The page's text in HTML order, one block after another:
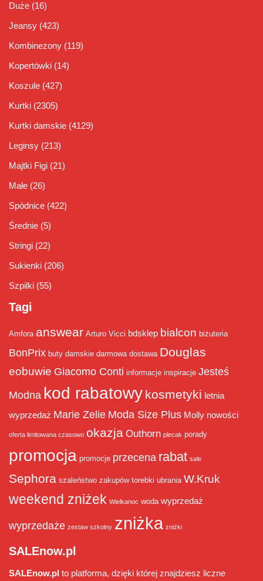
Duże (16)
Jeansy (423)
Kombinezony (119)
Kopertówki (14)
Koszule (427)
Kurtki (2305)
Kurtki damskie (4129)
Leginsy (213)
Majtki Figi (21)
Małe (26)
Spódnice (422)
Średnie (5)
Stringi (22)
Sukienki (206)
Szpilki (55)
Tagi
Amfora answear Arturo Vicci bdsklep bialcon biżuteria
BonPrix buty damskie darmowa dostawa Douglas
eobuwie Giacomo Conti informacje inspiracje Jesteś
Modna kod rabatowy kosmetyki letnia
wyprzedaż Marie Zelie Moda Size Plus Molly nowości
oferta limitowana czasowo okazja Outhorn plecak porady
promocja promocje przecena rabat sale
Sephora szaleństwo zakupów torebki ubrania W.Kruk
weekend zniżek Wielkanoc woda wyprzedaż
wyprzedaże zestaw szkolny zniżka zniżki
SALEnow.pl
SALEnow.pl to platforma, dzięki której znajdziesz liczne